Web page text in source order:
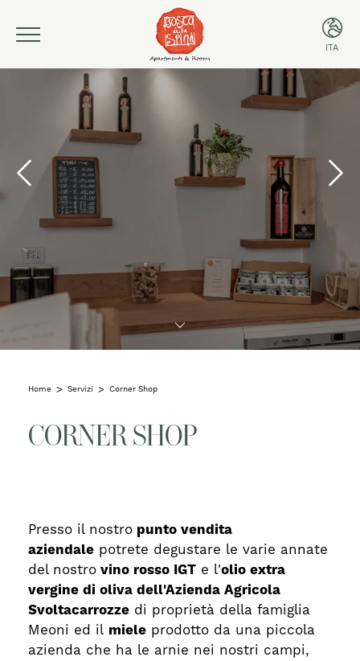
ITA
ENG
Home Servizi Corner Shop
CORNER SHOP
Presso il nostro punto vendita
aziendale potrete degustare le varie annate
del nostro vino rosso IGT e l'olio extra
vergine di oliva dell'Azienda Agricola
Svoltacarrozze di proprietà della famiglia
Meoni ed il miele prodotto da una piccola
azienda che ha le arnie nei nostri campi,